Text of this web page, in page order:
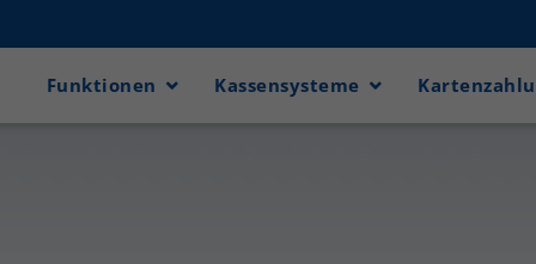
Funktionen Kassensysteme